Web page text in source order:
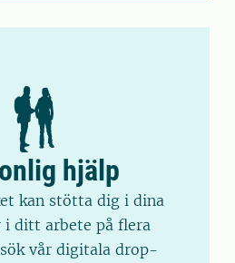
hjälp
kan stötta dig i dina
i ditt arbete på flera
vår digitala drop-